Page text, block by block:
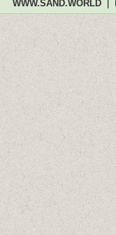
WWW.SAND.WORLD|